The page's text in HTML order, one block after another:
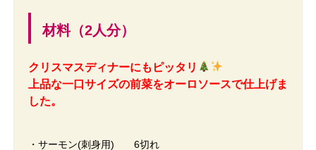
材料（2人分）
クリスマスディナーにもピッタリ
上品な一口サイズの前菜をオーロソースで仕上げま
した。
・サーモン(刺身用) 6切れ